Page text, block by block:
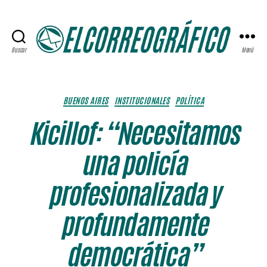
Buscar Menú
Categorías
BUENOS AIRES INSTITUCIONALES POLÍTICA
Kicillof: “Necesitamos
una policía
profesionalizada y
profundamente
democrática”